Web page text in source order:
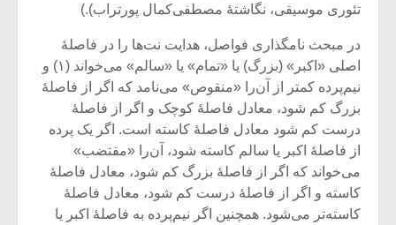
تئوری موسیقی، نگاشتۀ مصطفی‌کمال پورتراب).)
در مبحث نامگذاری فواصل، هدایت نت‌ها را در فاصلۀ
اصلی «اکبر» (بزرگ) یا «تمام» یا «سالم» می‌خواند (۱) و
نیم‌پرده کمتر از آن‌را «منقوص» می‌نامد که اگر از فاصلۀ
بزرگ کم شود، معادل فاصلۀ کوچک و اگر از فاصلۀ
درست کم شود معادل فاصلۀ کاسته است. اگر یک پرده
از فاصلۀ اکبر یا سالم کاسته شود، آن‌را «مقتضب»
می‌خواند که اگر از فاصلۀ بزرگ کم شود، معادل فاصلۀ
کاسته و اگر از فاصلۀ درست کم شود، معادل فاصلۀ
کاسته‌تر می‌شود. همچنین اگر نیم‌پرده به فاصلۀ اکبر یا